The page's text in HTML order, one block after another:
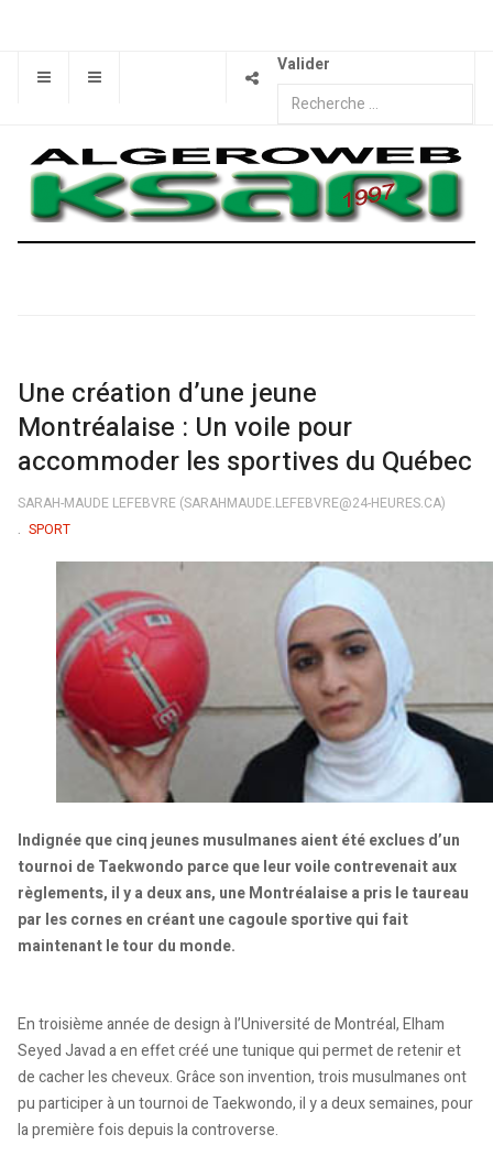
Valider
Une création d’une jeune
Montréalaise : Un voile pour
accommoder les sportives du Québec
SARAH-MAUDE LEFEBVRE (SARAHMAUDE.LEFEBVRE@24-HEURES.CA)
SPORT
Indignée que cinq jeunes musulmanes aient été exclues d’un
tournoi de Taekwondo parce que leur voile contrevenait aux
règlements, il y a deux ans, une Montréalaise a pris le taureau
par les cornes en créant une cagoule sportive qui fait
maintenant le tour du monde.
En troisième année de design à l’Université de Montréal, Elham
Seyed Javad a en effet créé une tunique qui permet de retenir et
de cacher les cheveux. Grâce son invention, trois musulmanes ont
pu participer à un tournoi de Taekwondo, il y a deux semaines, pour
la première fois depuis la controverse.